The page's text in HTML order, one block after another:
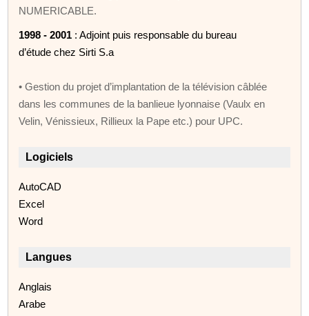
NUMERICABLE.
1998 - 2001 : Adjoint puis responsable du bureau
d’étude chez Sirti S.a
• Gestion du projet d’implantation de la télévision câblée
dans les communes de la banlieue lyonnaise (Vaulx en
Velin, Vénissieux, Rillieux la Pape etc.) pour UPC.
Logiciels
AutoCAD
Excel
Word
Langues
Anglais
Arabe